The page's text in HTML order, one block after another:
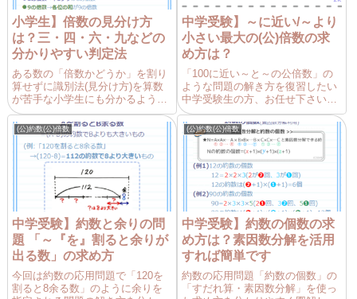
小学生】倍数の見分け方
は？三・四・六・九などの
分かりやすい判定法
ある数の「倍数かどうか」を割り
算せずに識別法(見分け方)を算数
が苦手な小学生にも分かるように
図解しています。分数の約分がと
ても楽になります。
中学受験】～に近い/～より
小さい最大の(公)倍数の求
め方は？
「100に近い～と～の公倍数」の
ような問題の解き方を復習したい
中学受験生の方、お任せ下さい。
東大卒講師歴20年の図解講師「そ
うちゃ」が分かりやすく説明しま
す。決められた範囲と倍数解き方
を理解例題2(範囲内での倍数)6の
倍数について、以下の問...
(公)約数(公)倍数
中学受験】約数と余りの問
題 「～『を』割ると余りが
出る数」の求め方
今回は約数の応用問題で「120を
割ると8余る数」のように余りを
(公)約数(公)倍数
中学受験】約数の個数の求
め方は？素因数分解を活用
すれば簡単です
約数の応用問題「約数の個数」の
「すだれ算・素因数分解」を使っ